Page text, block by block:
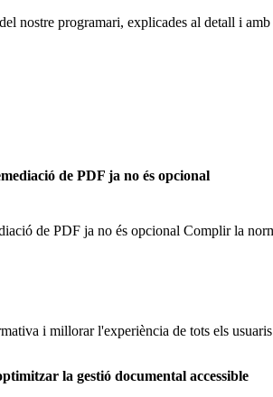
nostre programari, explicades al detall i
de PDF ja no és opcional
de PDF ja no és opcional Complir la
i millorar l'experiència de tots els
la gestió documental accessible